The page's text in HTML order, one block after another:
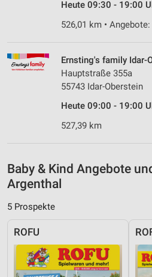
Heute 09:30 - 19:00
526,01 km •
Ernsting's family Idar-
Hauptstraße 355a
55743 Idar-Oberstein
Heute 09:00 - 19:00
527,39 km
Baby & Kind Angebote
Argenthal
5 Prospekte
ROFU
von Inhalten
Verwendung von Profilen zur
Messung der Werbeleistung
Messung der Performance von
Analyse von Zielgruppen durch
Kombinationen von Daten aus
Verwendung reduzierter Daten zur
Verwendung genauer
Geräte anhand von aktiv
Informationen identifizieren